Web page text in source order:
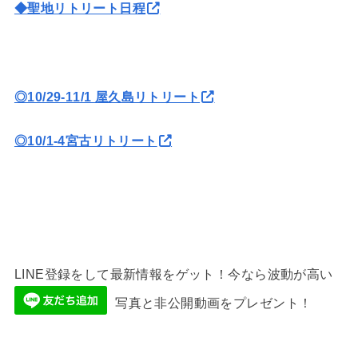
◆聖地リトリート日程
◎10/29-11/1 屋久島リトリート
◎10/1-4宮古リトリート
LINE登録をして最新情報をゲット！今なら波動が高い
写真と非公開動画をプレゼント！